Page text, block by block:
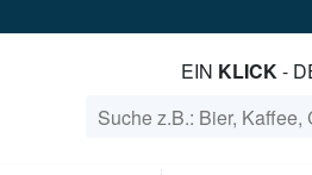
EIN KLICK-